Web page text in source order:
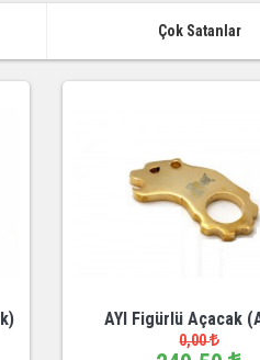
Çok Satanlar
AYI Figürlü Açacak
0,00